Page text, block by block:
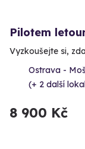
Pilotem
Vyzkoušejte si,
Ostrava -
(+ 2 další
8 900 Kč